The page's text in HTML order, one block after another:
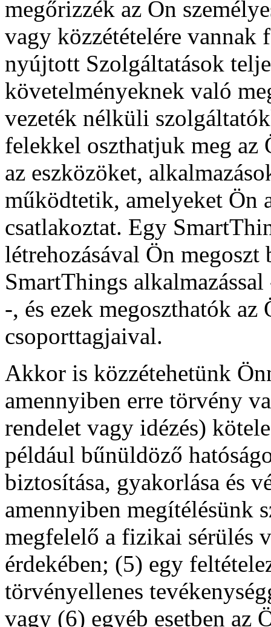
megőrizzék az Ön
vagy közzétételére vannak
nyújtott Szolgáltatások
követelményeknek való
vezeték nélküli
felekkel oszthatjuk meg az
az eszközöket,
működtetik, amelyeket Ön
csatlakoztat. Egy
létrehozásával Ön megoszt
SmartThings
-, és ezek megoszthatók
csoporttagjaival.
Akkor is közzétehetünk
amennyiben erre törvény
rendelet vagy idézés)
például bűnüldöző
biztosítása, gyakorlása és
amennyiben megítélésünk
megfelelő a fizikai sérülés
érdekében; (5) egy
törvényellenes
vagy (6) egyéb esetben az